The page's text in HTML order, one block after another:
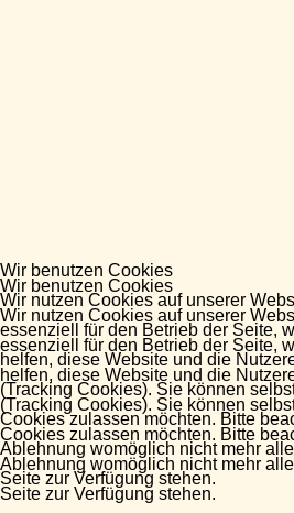
Wir benutzen Cookies
Wir nutzen Cookies auf unserer
essenziell für den Betrieb der Seite,
helfen, diese Website und die
(Tracking Cookies). Sie können
Cookies zulassen möchten. Bitte
Ablehnung womöglich nicht mehr
Seite zur Verfügung stehen.
Wir benutzen Cookies
Wir nutzen Cookies auf unserer
essenziell für den Betrieb der Seite,
helfen, diese Website und die
(Tracking Cookies). Sie können
Cookies zulassen möchten. Bitte
Ablehnung womöglich nicht mehr
Seite zur Verfügung stehen.